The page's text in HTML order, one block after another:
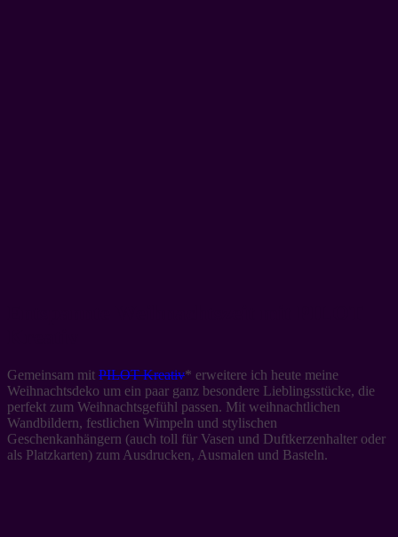
Gemeinsam mit PILOT Kreativ* erweitere ich heute meine
Weihnachtsdeko um ein paar ganz besondere Lieblingsstücke, die
perfekt zum Weihnachtsgefühl passen. Mit weihnachtlichen
Wandbildern, festlichen Wimpeln und stylischen
Geschenkanhängern (auch toll für Vasen und Duftkerzenhalter oder
als Platzkarten) zum Ausdrucken, Ausmalen und Basteln.